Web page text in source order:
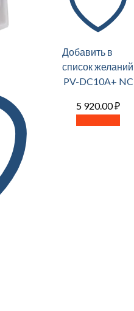
Добавить в
список желаний
PV-DC10A+ NC
5 920.00₽